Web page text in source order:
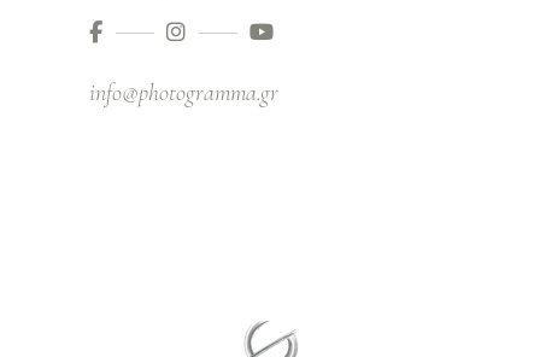
info@photogramma.gr